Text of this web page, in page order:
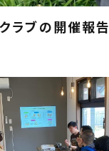
ラブの開催報告